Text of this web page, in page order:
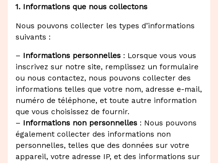
1. Informations que nous collectons
Nous pouvons collecter les types d’informations
suivants :
– Informations personnelles: Lorsque vous vous
inscrivez sur notre site, remplissez un formulaire
ou nous contactez, nous pouvons collecter des
informations telles que votre nom, adresse e-mail,
numéro de téléphone, et toute autre information
que vous choisissez de fournir.
– Informations non personnelles: Nous pouvons
également collecter des informations non
personnelles, telles que des données sur votre
appareil, votre adresse IP, et des informations sur